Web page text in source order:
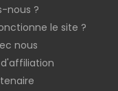
nous ?
le site ?
nous